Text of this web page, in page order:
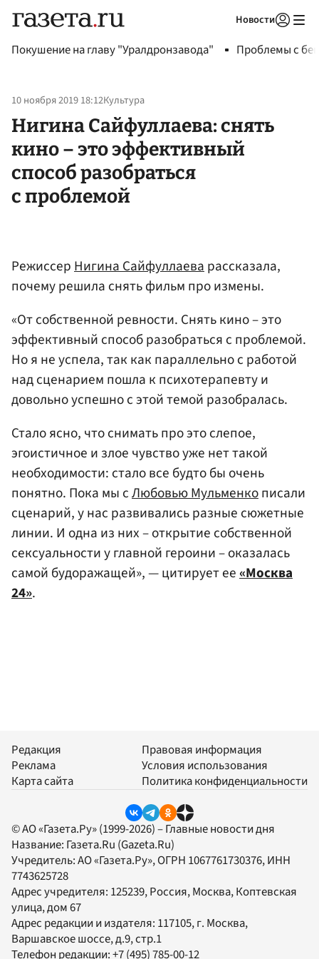
Новости
Покушение на главу "Уралдронзавода" Проблемы с
10 ноября 2019 18:12Культура
Нигина Сайфуллаева: снять
кино – это эффективный
способ разобраться
с проблемой
РежиссерНигина Сайфуллаеварассказала,
почему решила снять фильм про измены.
«От собственной ревности. Снять кино – это
эффективный способ разобраться с проблемой.
Но я не успела, так как параллельно с работой
над сценарием пошла к психотерапевту и
довольно успешно с этой темой разобралась.
Стало ясно, что снимать про это слепое,
эгоистичное и злое чувство уже нет такой
необходимости: стало все будто бы очень
понятно. Пока мы сЛюбовью Мульменкописали
сценарий, у нас развивались разные сюжетные
линии. И одна из них – открытие собственной
сексуальности у главной героини – оказалась
самой будоражащей», — цитирует ее«Москва
24».
Редакция
Реклама
Карта сайта
Правовая информация
Условия использования
Политика конфиденциальности
© АО «Газета.Ру» (1999-2026) – Главные новости дня
Название: Газета.Ru (Gazeta.Ru)
Учредитель:АО «Газета.Ру», ОГРН 1067761730376, ИНН
7743625728
Адрес учредителя: 125239, Россия, Москва, Коптевская
улица, дом 67
Адрес редакции и издателя: 117105, г. Москва,
Варшавское шоссе, д.9, стр.1
Телефон редакции:+7 (495) 785-00-12